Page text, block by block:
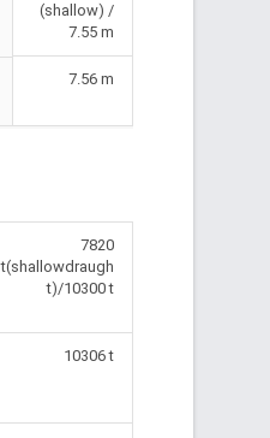
(shallow) /
7.55 m
7.56 m
7820
t(shallowdraugh
t)/10300 t
10306 t